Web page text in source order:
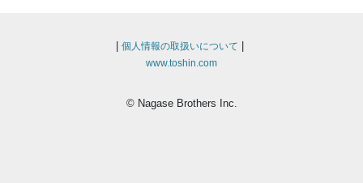
個人情報の取扱いについて
www.toshin.com
© Nagase Brothers Inc.